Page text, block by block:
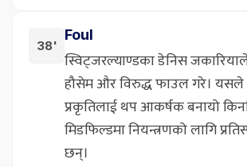
38'
Foul
स्विट्जरल्याण्डका डेनिस
हौसेम और विरुद्ध फाउल गरे।
प्रकृतिलाई थप आकर्षक बनायो
मिडफिल्डमा नियन्त्रणको लागि
छन्।